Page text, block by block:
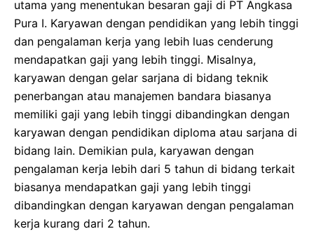
utama yang menentukan besaran gaji di PT Angkasa
Pura I. Karyawan dengan pendidikan yang lebih tinggi
dan pengalaman kerja yang lebih luas cenderung
mendapatkan gaji yang lebih tinggi. Misalnya,
karyawan dengan gelar sarjana di bidang teknik
penerbangan atau manajemen bandara biasanya
memiliki gaji yang lebih tinggi dibandingkan dengan
karyawan dengan pendidikan diploma atau sarjana di
bidang lain. Demikian pula, karyawan dengan
pengalaman kerja lebih dari 5 tahun di bidang terkait
biasanya mendapatkan gaji yang lebih tinggi
dibandingkan dengan karyawan dengan pengalaman
kerja kurang dari 2 tahun.